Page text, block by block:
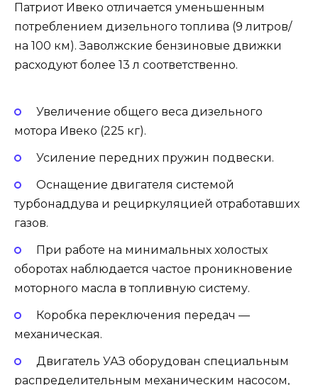
Патриот Ивеко отличается уменьшенным
потреблением дизельного топлива (9 литров/
на 100 км). Заволжские бензиновые движки
расходуют более 13 л соответственно.
Увеличение общего веса дизельного
мотора Ивеко (225 кг).
Усиление передних пружин подвески.
Оснащение двигателя системой
турбонаддува и рециркуляцией отработавших
газов.
При работе на минимальных холостых
оборотах наблюдается частое проникновение
моторного масла в топливную систему.
Коробка переключения передач —
механическая.
Двигатель УАЗ оборудован специальным
распределительным механическим насосом,